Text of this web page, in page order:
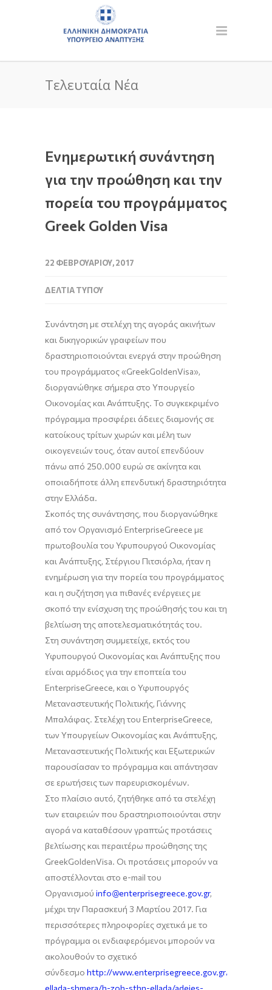
Τελευταία Νέα
Ενημερωτική συνάντηση
για την προώθηση και την
πορεία του προγράμματος
Greek Golden Visa
22 ΦΕΒΡΟΥΑΡΊΟΥ, 2017
ΔΕΛΤΊΑ ΤΎΠΟΥ
Συνάντηση με στελέχη της αγοράς ακινήτων
και δικηγορικών γραφείων που
δραστηριοποιούνται ενεργά στην προώθηση
του προγράμματος «GreekGoldenVisa»,
διοργανώθηκε σήμερα στο Υπουργείο
Οικονομίας και Ανάπτυξης. Το συγκεκριμένο
πρόγραμμα προσφέρει άδειες διαμονής σε
κατοίκους τρίτων χωρών και μέλη των
οικογενειών τους, όταν αυτοί επενδύουν
πάνω από 250.000 ευρώ σε ακίνητα και
οποιαδήποτε άλλη επενδυτική δραστηριότητα
στην Ελλάδα.
Σκοπός της συνάντησης, που διοργανώθηκε
από τον Οργανισμό EnterpriseGreece με
πρωτοβουλία του Υφυπουργού Οικονομίας
και Ανάπτυξης, Στέργιου Πιτσιόρλα, ήταν η
ενημέρωση για την πορεία του προγράμματος
και η συζήτηση για πιθανές ενέργειες με
σκοπό την ενίσχυση της προώθησής του και τη
βελτίωση της αποτελεσματικότητάς του.
Στη συνάντηση συμμετείχε, εκτός του
Υφυπουργού Οικονομίας και Ανάπτυξης που
είναι αρμόδιος για την εποπτεία του
EnterpriseGreece, και ο Υφυπουργός
Μεταναστευτικής Πολιτικής, Γιάννης
Μπαλάφας. Στελέχη του EnterpriseGreece,
των Υπουργείων Οικονομίας και Ανάπτυξης,
Μεταναστευτικής Πολιτικής και Εξωτερικών
παρουσίασαν το πρόγραμμα και απάντησαν
σε ερωτήσεις των παρευρισκομένων.
Στο πλαίσιο αυτό, ζητήθηκε από τα στελέχη
των εταιρειών που δραστηριοποιούνται στην
αγορά να καταθέσουν γραπτώς προτάσεις
βελτίωσης και περαιτέρω προώθησης της
GreekGoldenVisa. Οι προτάσεις μπορούν να
αποστέλλονται στο e-mail του
Οργανισμού info@enterprisegreece.gov.gr,
μέχρι την Παρασκευή 3 Μαρτίου 2017. Για
περισσότερες πληροφορίες σχετικά με το
πρόγραμμα οι ενδιαφερόμενοι μπορούν να
ακολουθούν το σχετικό
σύνδεσμο http://www.enterprisegreece.gov.gr/gr/h-
ellada-shmera/h-zoh-sthn-ellada/adeies-